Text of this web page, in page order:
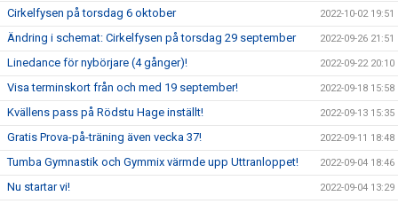
Cirkelfysen på torsdag 6 oktober 2022-10-02 19:51
Ändring i schemat: Cirkelfysen på torsdag 29 september 2022-09-26 21:51
Linedance för nybörjare (4 gånger)! 2022-09-22 20:10
Visa terminskort från och med 19 september! 2022-09-18 15:58
Kvällens pass på Rödstu Hage inställt! 2022-09-13 15:35
Gratis Prova-på-träning även vecka 37! 2022-09-11 18:48
Tumba Gymnastik och Gymmix värmde upp Uttranloppet! 2022-09-04 18:46
Nu startar vi! 2022-09-04 13:29